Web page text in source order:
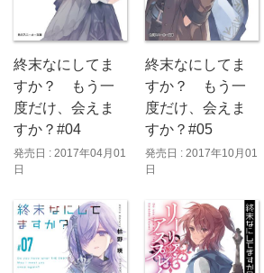
終末なにしてま
すか？ もう一
度だけ、会えま
すか？#04
発売日 : 2017年04月01
日
終末なにしてま
すか？ もう一
度だけ、会えま
すか？#05
発売日 : 2017年10月01
日